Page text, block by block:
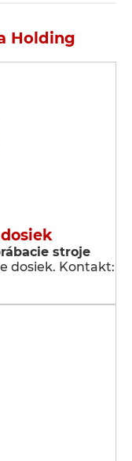
Holding
stroje
dosiek. Kontakt: